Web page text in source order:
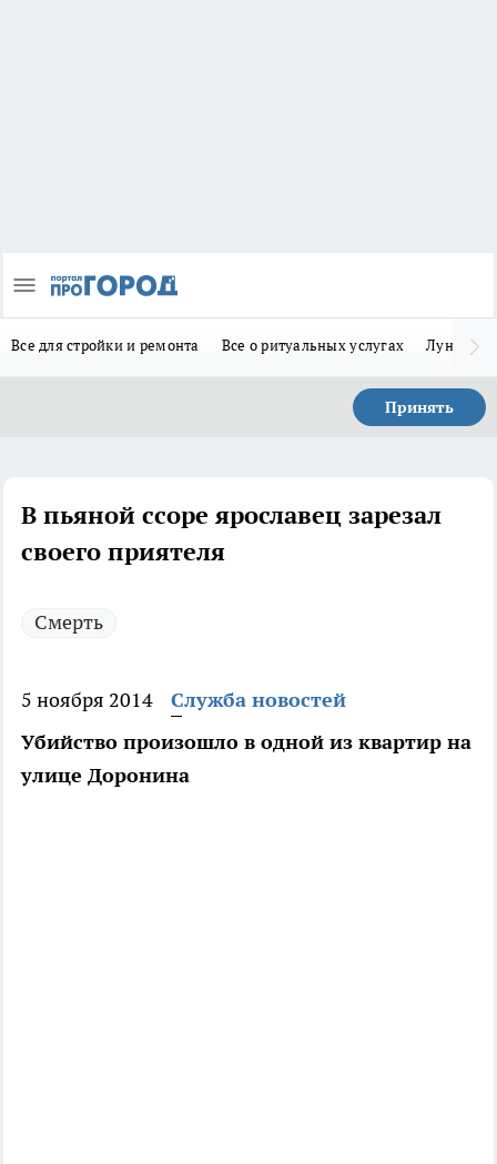
Все для стройки и ремонта Все о ритуальных услугах Лунно-
Принять
В пьяной ссоре ярославец зарезал
своего приятеля
Смерть
5 ноября 2014
Служба новостей
Убийство произошло в одной из квартир на
улице Доронина